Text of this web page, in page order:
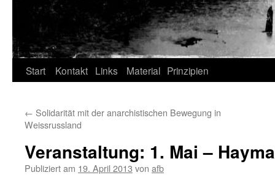
Zum
springen
Start Kontakt Links Material Prinzipien
← Solidarität mit der anarchistischen Bewegung in
Weissrussland
Veranstaltung: 1. Mai –
Publiziert am 19. April 2013 von afb